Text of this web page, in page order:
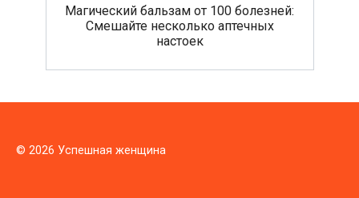
Магический бальзам от 100 болезней:
Смешайте несколько аптечных
настоек
© 2026 Успешная женщина